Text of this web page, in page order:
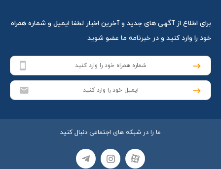
برای اطلاع از آگهی های جدید و آخرین اخبار لطفا ایمیل و شماره همراه
خود را وارد کنید و در خبرنامه ما عضو شوید
ما را در شبکه های اجتماعی دنبال کنید